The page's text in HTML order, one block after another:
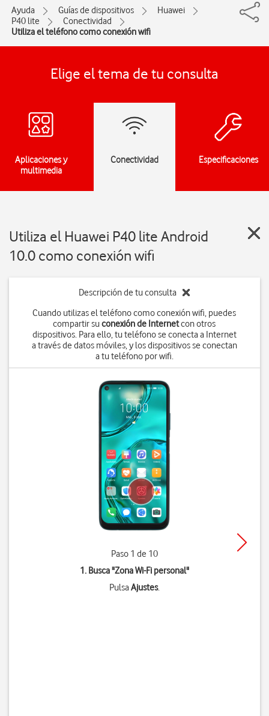
Ayuda Guías de dispositivos
Huawei
P40 lite
Conectividad
Utiliza el teléfono como conexión wifi
Elige el tema de tu consulta
Aplicaciones y
multimedia
Conectividad Especificaciones
Utiliza el Huawei P40 lite Android
10.0 como conexión wifi
Descripción de tu consulta
Cuando utilizas el teléfono como conexión wifi, puedes
compartir suconexión de Internetcon otros
dispositivos. Para ello, tu teléfono se conecta a Internet
a través de datos móviles, y los dispositivos se conectan
a tu teléfono por wifi.
Paso 1 de 10
1. Busca "Zona Wi-Fi personal"
PulsaAjustes.